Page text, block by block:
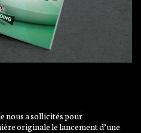
nous a sollicités pour
originale le lancement d’une